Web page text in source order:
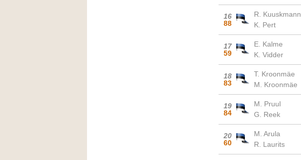
16
88
R. Kuuskmann
K. Pert
17
59
E. Kalme
K. Vidder
18
83
T. Kroonmäe
M. Kroonmäe
19
84
M. Pruul
G. Reek
20
60
M. Arula
R. Laurits